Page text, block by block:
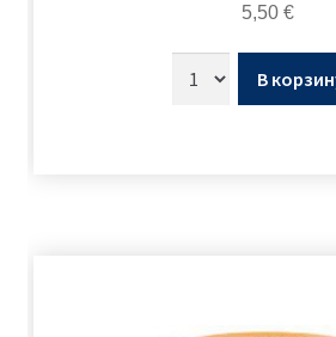
5,50 €
В